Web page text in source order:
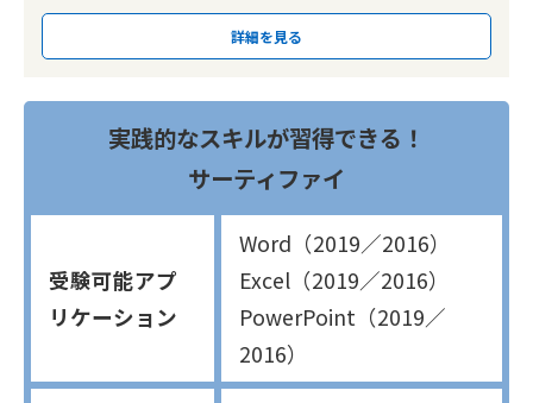
詳細を見る
実践的なスキルが習得できる！
サーティファイ
受験可能アプ
リケーション
Word（2019／2016）
Excel（2019／2016）
PowerPoint（2019／
2016）